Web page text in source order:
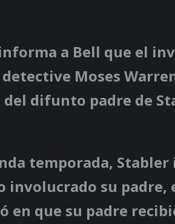
a Bell que el
Moses
del difunto padre de
temporada,
involucrado su padre,
en que su padre